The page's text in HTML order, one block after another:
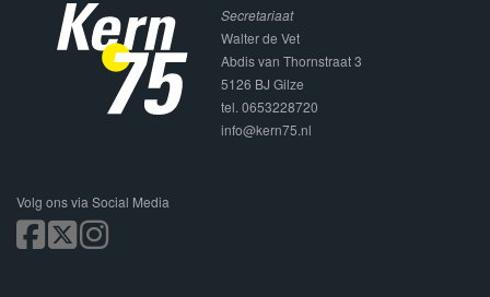
Secretariaat
Walter de Vet
Abdis van Thornstraat 3
5126 BJ Gilze
tel. 0653228720
info@kern75.nl
Volg ons via Social Media